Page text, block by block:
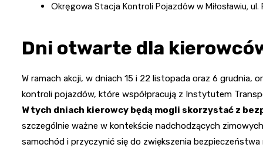
Okręgowa Stacja Kontroli Pojazdów w Miłosławiu,
Dni otwarte dla
W ramach akcji, w dniach 15 i 22 listopada oraz 6
kontroli pojazdów, które współpracują z Instytutem
W tych dniach kierowcy będą mogli skorzystać z
szczególnie ważne w kontekście nadchodzących
samochód i przyczynić się do zwiększenia bezpieczeństwa